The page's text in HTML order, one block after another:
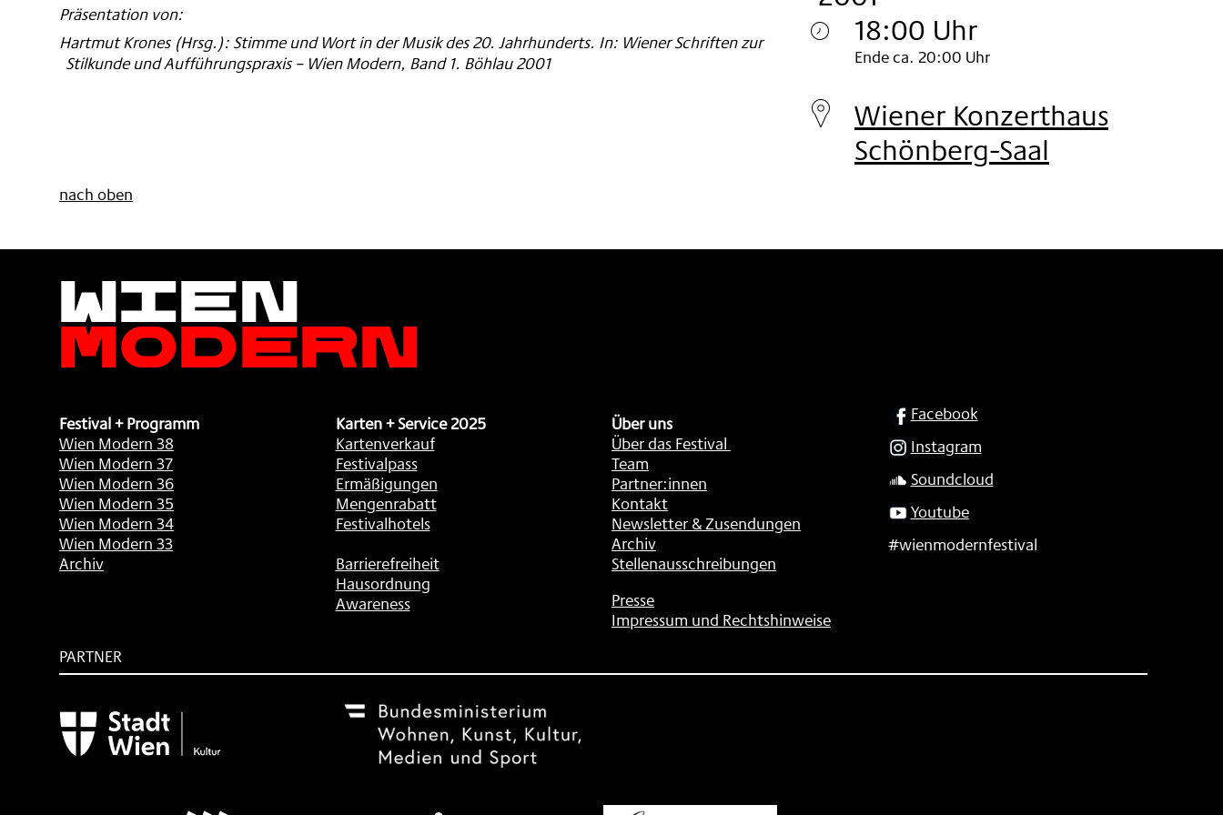
18:00 Uhr
Sonntag
11.
Nov
2001
Ende ca. 20:00 Uhr
Wiener Konzerthaus
Schönberg-Saal
Präsentation von:
Hartmut Krones (Hrsg.): Stimme und Wort in der Musik des 20. Jahrhunderts. In: Wiener Schriften zur
Stilkunde und Aufführungspraxis – Wien Modern, Band 1. Böhlau 2001
nach oben
Wien
Modern
Festival + Programm
Wien Modern 38
Wien Modern 37
Wien Modern 36
Wien Modern 35
Wien Modern 34
Wien Modern 33
Archiv
Karten + Service 2025
Kartenverkauf
Festivalpass
Ermäßigungen
Mengenrabatt
Festivalhotels
Barrierefreiheit
Hausordnung
Awareness
Über uns
Über das Festival
Team
Partner:innen
Kontakt
Newsletter & Zusendungen
Archiv
Stellenausschreibungen
Presse
Impressum und Rechtshinweise
SOCIAL
Facebook
Instagram
Soundcloud
Youtube
#wienmodernfestival
PARTNER